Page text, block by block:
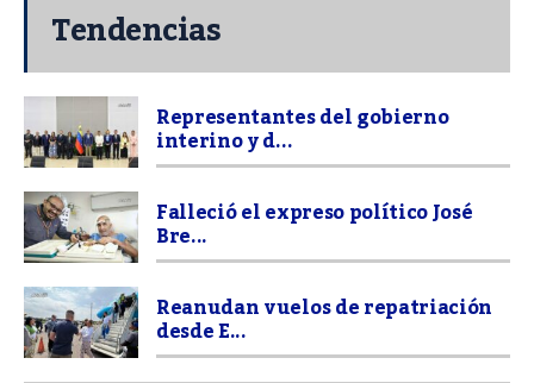
Tendencias
Representantes del gobierno
interino y d...
Falleció el expreso político José
Bre...
Reanudan vuelos de repatriación
desde E...